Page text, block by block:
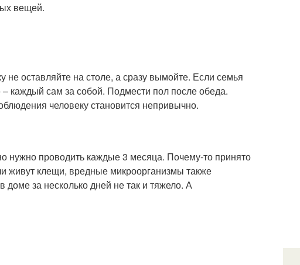
вещей.
не оставляйте на столе, а сразу вымойте. Если семья
каждый сам за собой. Подмести пол после обеда.
человеку становится непривычно.
нужно проводить каждые 3 месяца. Почему-то принято
живут клещи, вредные микроорганизмы также
за несколько дней не так и тяжело. А